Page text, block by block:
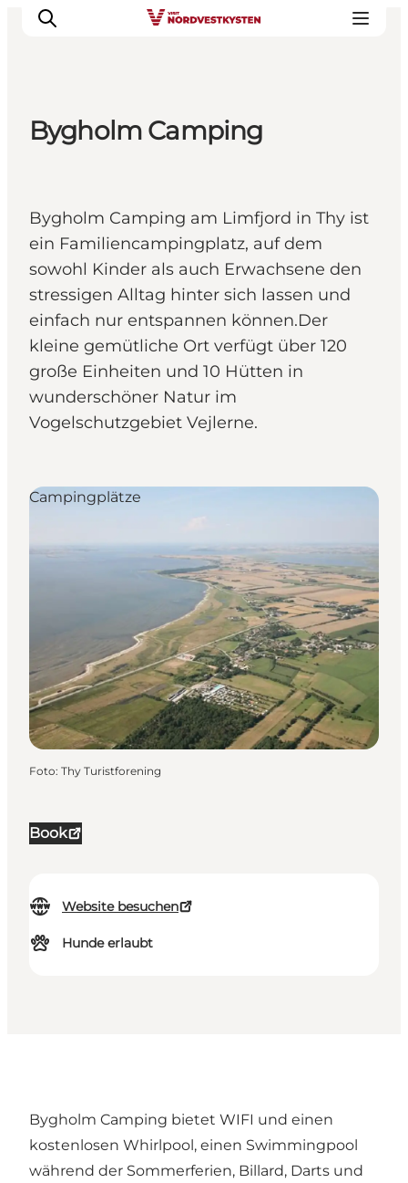
Events
Unterkunft
Mach deine Urlaubsplanung
Bygholm Camping
Bygholm Camping am Limfjord in Thy ist
ein Familiencampingplatz, auf dem
sowohl Kinder als auch Erwachsene den
stressigen Alltag hinter sich lassen und
einfach nur entspannen können.Der
kleine gemütliche Ort verfügt über 120
große Einheiten und 10 Hütten in
wunderschöner Natur im
Vogelschutzgebiet Vejlerne.
Book
Website besuchen
Hunde erlaubt
Campingplätze
Foto: Thy Turistforening
Bygholm Camping bietet WIFI und einen
kostenlosen Whirlpool, einen Swimmingpool
während der Sommerferien, Billard, Darts und